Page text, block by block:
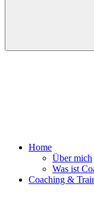
Home
Über mich
Was ist
Coaching &